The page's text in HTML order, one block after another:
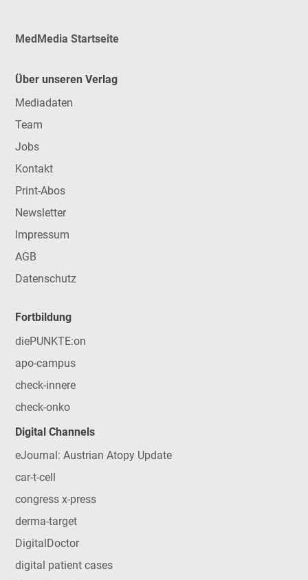
MedMedia Startseite
Über unseren Verlag
Mediadaten
Team
Jobs
Kontakt
Print-Abos
Newsletter
Impressum
AGB
Datenschutz
Fortbildung
diePUNKTE:on
apo-campus
check-innere
check-onko
Digital Channels
eJournal: Austrian Atopy Update
car-t-cell
congress x-press
derma-target
DigitalDoctor
digital patient cases